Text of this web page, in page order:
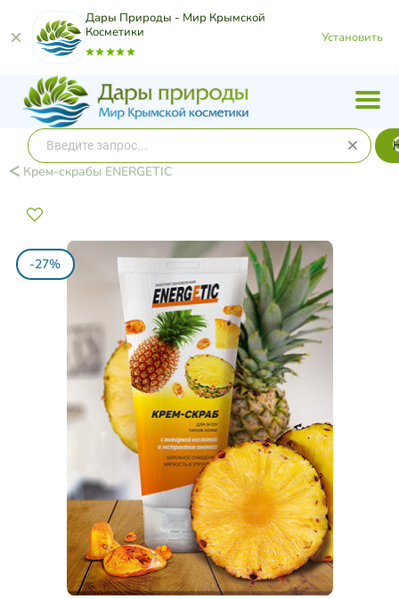
Дары Природы - Мир Крымской
Косметики
Установить
Крем-скрабы ENERGETIC
-27%